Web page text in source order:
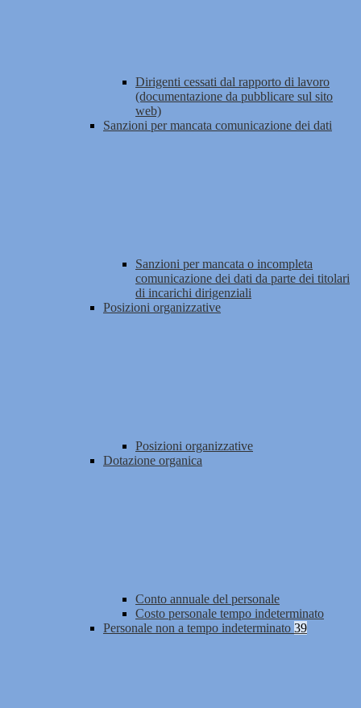
Dirigenti cessati dal rapporto di lavoro
(documentazione da pubblicare sul sito
web)
Sanzioni per mancata comunicazione dei dati
Sanzioni per mancata o incompleta
comunicazione dei dati da parte dei titolari
di incarichi dirigenziali
Posizioni organizzative
Posizioni organizzative
Dotazione organica
Conto annuale del personale
Costo personale tempo indeterminato
Personale non a tempo indeterminato 39